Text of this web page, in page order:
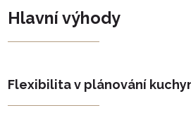
Hlavní výhody
Flexibilita v plánování